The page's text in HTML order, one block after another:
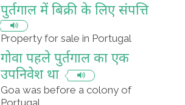
पुर्तगाल में बिक्री के लिए संपत्ति
Property for sale in Portugal
गोवा पहले पुर्तगाल का एक
उपनिवेश था
Goa was before a colony of
Portugal